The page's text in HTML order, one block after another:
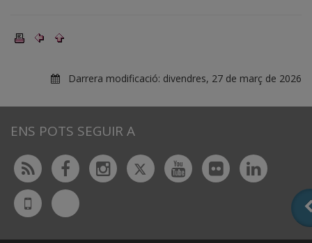
Darrera modificació: divendres, 27 de març de 2026
ENS POTS SEGUIR A
Rss FacebookInstagram
TwitterYoutubeFlickr
UdL
App
Bluesky